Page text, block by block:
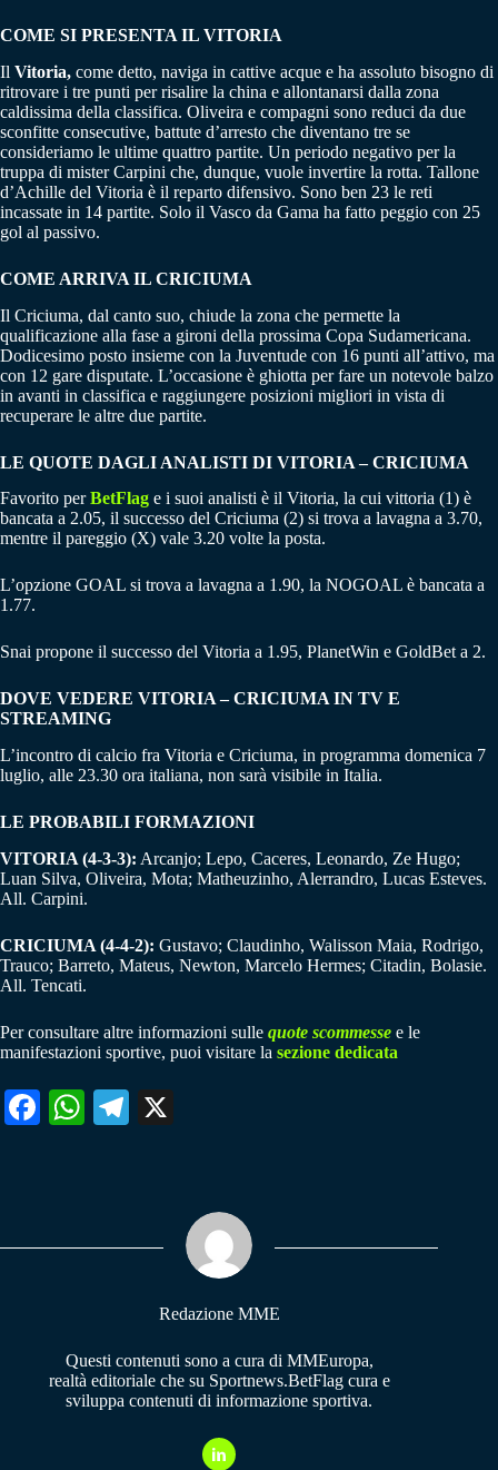
COME SI PRESENTA IL VITORIA
Il Vitoria, come detto, naviga in cattive acque e ha assoluto bisogno di
ritrovare i tre punti per risalire la china e allontanarsi dalla zona
caldissima della classifica. Oliveira e compagni sono reduci da due
sconfitte consecutive, battute d’arresto che diventano tre se
consideriamo le ultime quattro partite. Un periodo negativo per la
truppa di mister Carpini che, dunque, vuole invertire la rotta. Tallone
d’Achille del Vitoria è il reparto difensivo. Sono ben 23 le reti
incassate in 14 partite. Solo il Vasco da Gama ha fatto peggio con 25
gol al passivo.
COME ARRIVA IL CRICIUMA
Il Criciuma, dal canto suo, chiude la zona che permette la
qualificazione alla fase a gironi della prossima Copa Sudamericana.
Dodicesimo posto insieme con la Juventude con 16 punti all’attivo, ma
con 12 gare disputate. L’occasione è ghiotta per fare un notevole balzo
in avanti in classifica e raggiungere posizioni migliori in vista di
recuperare le altre due partite.
LE QUOTE DAGLI ANALISTI DI VITORIA – CRICIUMA
Favorito perBetFlag e i suoi analisti è il Vitoria, la cui vittoria (1) è
bancata a 2.05, il successo del Criciuma (2) si trova a lavagna a 3.70,
mentre il pareggio (X) vale 3.20 volte la posta.
L’opzione GOAL si trova a lavagna a 1.90, la NOGOAL è bancata a
1.77.
Snai propone il successo del Vitoria a 1.95, PlanetWin e GoldBet a 2.
DOVE VEDERE VITORIA – CRICIUMA IN TV E
STREAMING
L’incontro di calcio fra Vitoria e Criciuma, in programma domenica 7
luglio, alle 23.30 ora italiana, non sarà visibile in Italia.
LE PROBABILI FORMAZIONI
VITORIA (4-3-3): Arcanjo; Lepo, Caceres, Leonardo, Ze Hugo;
Luan Silva, Oliveira, Mota; Matheuzinho, Alerrandro, Lucas Esteves.
All. Carpini.
CRICIUMA (4-4-2): Gustavo; Claudinho, Walisson Maia, Rodrigo,
Trauco; Barreto, Mateus, Newton, Marcelo Hermes; Citadin, Bolasie.
All. Tencati.
Per consultare altre informazioni sulle quote scommesse e le
manifestazioni sportive, puoi visitare la sezione dedicata
Fa W
pp
Te
m
Redazione MME
Questi contenuti sono a cura di MMEuropa,
realtà editoriale che su Sportnews.BetFlag cura e
sviluppa contenuti di informazione sportiva.